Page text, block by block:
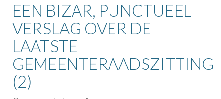
EEN BIZAR, PUNCTUEEL
VERSLAG OVER DE
LAATSTE
GEMEENTERAADSZITTING
(2)